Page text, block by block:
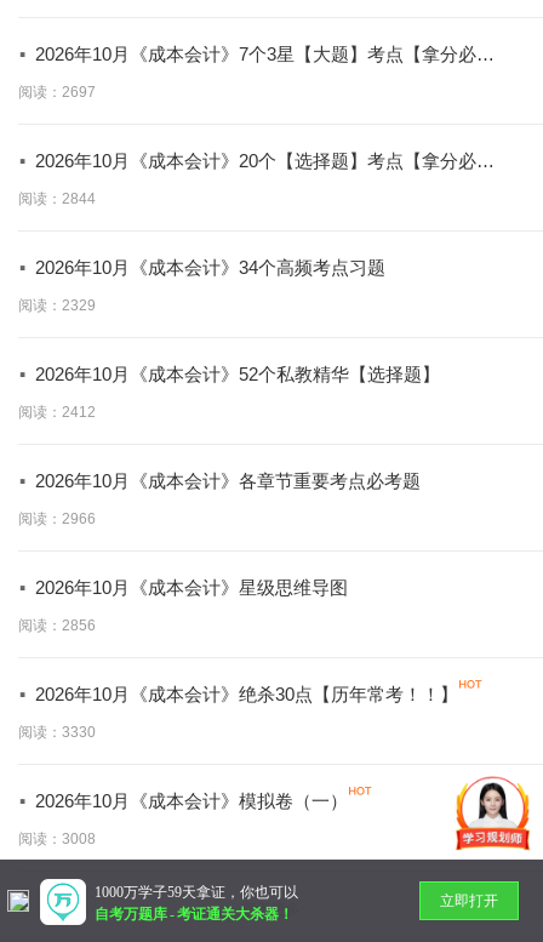
· 2026年10月《成本会计》7个3星【大题】考点【拿分必
背】
阅读：2697
· 2026年10月《成本会计》20个【选择题】考点【拿分必
学】
阅读：2844
· 2026年10月《成本会计》34个高频考点习题
阅读：2329
· 2026年10月《成本会计》52个私教精华【选择题】
阅读：2412
· 2026年10月《成本会计》各章节重要考点必考题
阅读：2966
· 2026年10月《成本会计》星级思维导图
阅读：2856
· 2026年10月《成本会计》绝杀30点【历年常考！！】
阅读：3330
· 2026年10月《成本会计》模拟卷（一）
阅读：3008
暂无更多
1000万学子59天拿证，你也可以
自考万题库-考证通关大杀器！
立即打开